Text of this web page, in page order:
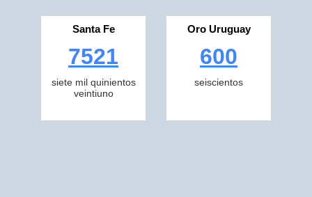
Santa Fe
7521
siete mil quinientos
veintiuno
Oro Uruguay
600
seiscientos